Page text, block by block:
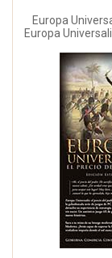
Europa
Europa